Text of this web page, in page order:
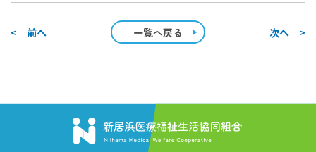
次へ >
一覧へ戻る
< 前へ